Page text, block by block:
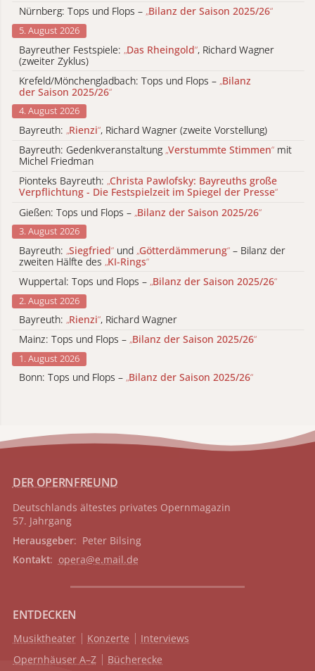
Nürnberg: Tops und Flops – „Bilanz der Saison 2025/26“
5. August 2026
Bayreuther Festspiele: „Das Rheingold“, Richard Wagner
(zweiter Zyklus)
Krefeld/Mönchengladbach: Tops und Flops – „Bilanz
der Saison 2025/26“
4. August 2026
Bayreuth: „Rienzi“, Richard Wagner (zweite Vorstellung)
Bayreuth: Gedenkveranstaltung „Verstummte Stimmen“ mit
Michel Friedman
Pionteks Bayreuth: „Christa Pawlofsky: Bayreuths große
Verpflichtung - Die Festspielzeit im Spiegel der Presse“
Gießen: Tops und Flops – „Bilanz der Saison 2025/26“
3. August 2026
Bayreuth: „Siegfried“ und „Götterdämmerung“ – Bilanz der
zweiten Hälfte des „KI-Rings“
Wuppertal: Tops und Flops – „Bilanz der Saison 2025/26“
2. August 2026
Bayreuth: „Rienzi“, Richard Wagner
Mainz: Tops und Flops – „Bilanz der Saison 2025/26“
1. August 2026
Bonn: Tops und Flops – „Bilanz der Saison 2025/26“
DER OPERNFREUND
Deutschlands ältestes privates Opernmagazin
57. Jahrgang
Herausgeber: Peter Bilsing
Kontakt: opera@e.mail.de
ENTDECKEN
Musiktheater Konzerte
Interviews
Opernhäuser A–Z
Bücherecke